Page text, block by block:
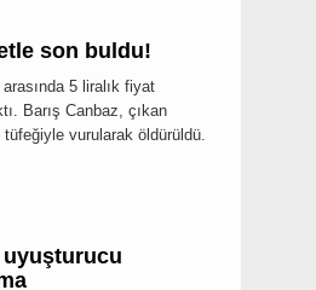
son buldu!
5 liralık fiyat
Barış Canbaz, çıkan
vurularak öldürüldü.
uyuşturucu